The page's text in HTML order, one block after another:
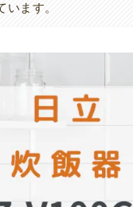
ます。